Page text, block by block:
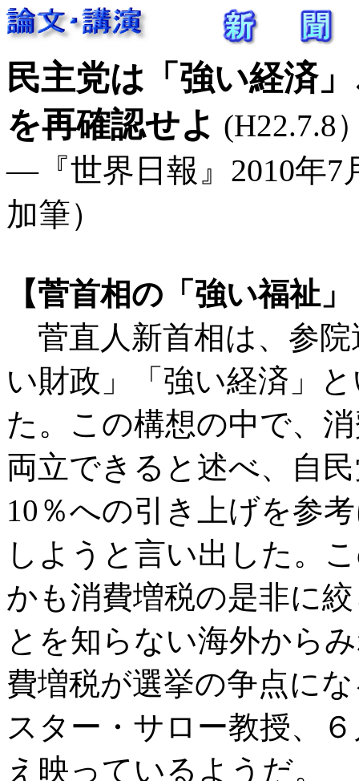
民主党は「強い経済
を再確認せよ (H22.7.8
―『世界日報』2010年7
加筆）
【菅首相の「強い福祉
菅直人新首相は、参院
い財政」「強い経済」
た。この構想の中で、
両立できると述べ、自
10％への引き上げを参
しようと言い出した。
かも消費増税の是非に
とを知らない海外から
費増税が選挙の争点に
スター・サロー教授、
え映っているようだ。